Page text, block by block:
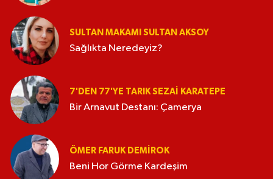
SULTAN MAKAMI SULTAN AKSOY
Sağlıkta Neredeyiz?
7'DEN 77'YE TARIK SEZAI KARATEPE
Bir Arnavut Destanı: Çamerya
ÖMER FARUK DEMIROK
Beni Hor Görme Kardeşim